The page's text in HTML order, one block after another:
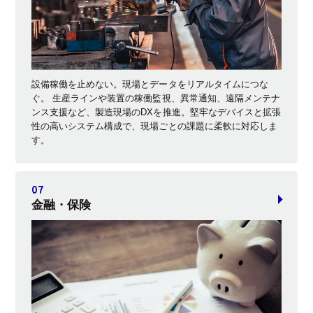
設備稼働を止めない。現場とデータをリアルタイムにつな
ぐ。 生産ラインや装置の稼働監視、異常通知、遠隔メンテナ
ンス支援など、製造現場のDXを推進。堅牢なデバイスと拡張
性の高いシステム構成で、現場ごとの課題に柔軟に対応しま
す。
金融・保険